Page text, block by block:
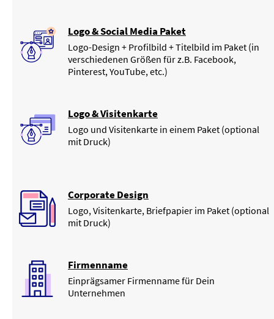
Logo & Social Media Paket
Logo-Design + Profilbild + Titelbild im Paket (in
verschiedenen Größen für z.B. Facebook,
Pinterest, YouTube, etc.)
Logo & Visitenkarte
Logo und Visitenkarte in einem Paket (optional
mit Druck)
Corporate Design
Logo, Visitenkarte, Briefpapier im Paket (optional
mit Druck)
Firmenname
Einprägsamer Firmenname für Dein
Unternehmen